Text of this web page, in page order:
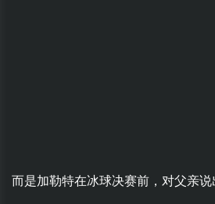
而是加勒特在冰球决赛前，对父亲说